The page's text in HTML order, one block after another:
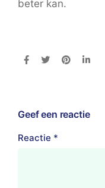
beter kan.
Geef een reactie
Reactie *